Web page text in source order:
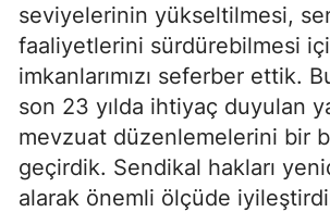
seviyelerinin yükseltilmesi,
faaliyetlerini sürdürebilmesi
imkanlarımızı seferber ettik.
son 23 yılda ihtiyaç duyulan
mevzuat düzenlemelerini bir
geçirdik. Sendikal hakları
alarak önemli ölçüde